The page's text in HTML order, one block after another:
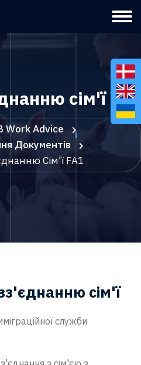
сім'ї FA1
Work Advice
Документів
Сім'ї FA1
сім'ї
служби